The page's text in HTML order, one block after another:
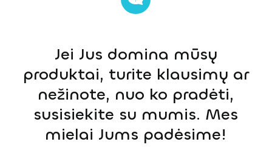
Jei Jus domina mūsų
produktai, turite klausimų ar
nežinote, nuo ko pradėti,
susisiekite su mumis. Mes
mielai Jums padėsime!